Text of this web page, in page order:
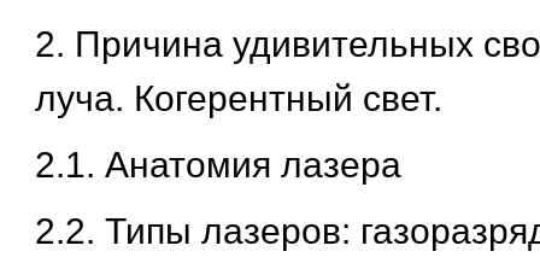
2. Причина удивительных
луча. Когерентный свет.
2.1. Анатомия лазера
2.2. Типы лазеров: